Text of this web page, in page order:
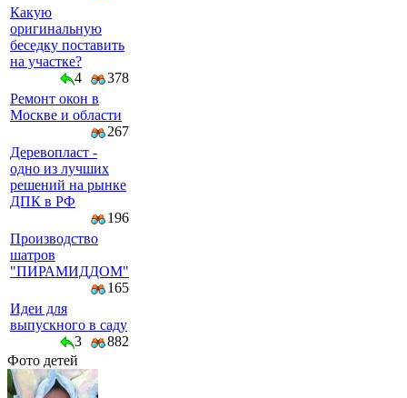
Какую
оригинальную
беседку поставить
на участке?
4
378
Ремонт окон в
Москве и области
267
Деревопласт -
одно из лучших
решений на рынке
ДПК в РФ
196
Производство
шатров
"ПИРАМИДДОМ"
165
Идеи для
выпускного в саду
3
882
Фото детей